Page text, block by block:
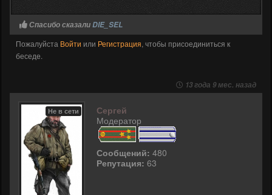
Спасибо сказалиDIE_SEL
Пожалуйста Войти или Регистрация, чтобы присоединиться к
беседе.
13 года 9 мес. назад
Не в сети
Сергей
Модератор
Сообщений: 480
Репутация: 63